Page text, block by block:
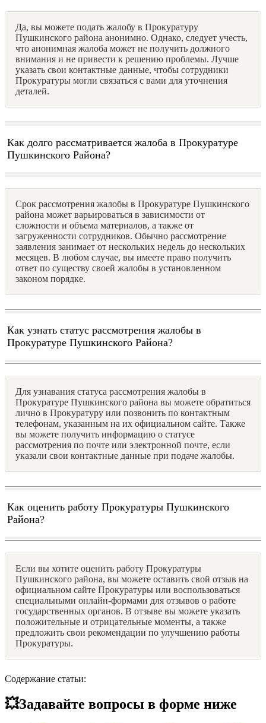
Да, вы можете подать жалобу в Прокуратуру
Пушкинского района анонимно. Однако, следует учесть,
что анонимная жалоба может не получить должного
внимания и не привести к решению проблемы. Лучше
указать свои контактные данные, чтобы сотрудники
Прокуратуры могли связаться с вами для уточнения
деталей.
Как долго рассматривается жалоба в Прокуратуре
Пушкинского Района?
Срок рассмотрения жалобы в Прокуратуре Пушкинского
района может варьироваться в зависимости от
сложности и объема материалов, а также от
загруженности сотрудников. Обычно рассмотрение
заявления занимает от нескольких недель до нескольких
месяцев. В любом случае, вы имеете право получить
ответ по существу своей жалобы в установленном
законом порядке.
Как узнать статус рассмотрения жалобы в
Прокуратуре Пушкинского Района?
Для узнавания статуса рассмотрения жалобы в
Прокуратуре Пушкинского района вы можете обратиться
лично в Прокуратуру или позвонить по контактным
телефонам, указанным на их официальном сайте. Также
вы можете получить информацию о статусе
рассмотрения по почте или электронной почте, если
указали свои контактные данные при подаче жалобы.
Как оценить работу Прокуратуры Пушкинского
Района?
Если вы хотите оценить работу Прокуратуры
Пушкинского района, вы можете оставить свой отзыв на
официальном сайте Прокуратуры или воспользоваться
специальными онлайн-формами для отзывов о работе
государственных органов. В отзыве вы можете указать
положительные и отрицательные моменты, а также
предложить свои рекомендации по улучшению работы
Прокуратуры.
Содержание статьи:
💥Задавайте вопросы в форме ниже